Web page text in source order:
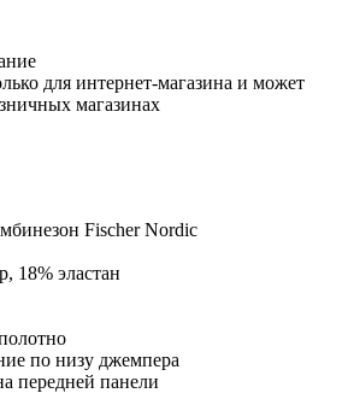
для интернет-магазина и может
магазинах
Fischer Nordic
18% эластан
по низу джемпера
передней панели